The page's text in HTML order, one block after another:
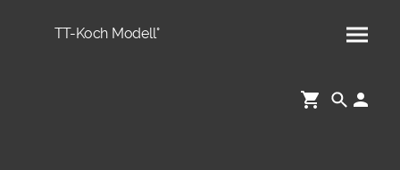
TT-Koch Modell°